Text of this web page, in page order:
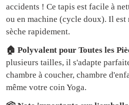
accidents ! Ce tapis est facile à
ou en machine (cycle doux). Il est
sèche rapidement.
🏠 Polyvalent pour Toutes les
plusieurs tailles, il s'adapte
chambre à coucher, chambre
même votre coin Yoga.